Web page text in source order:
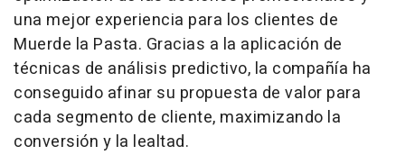
una mejor experiencia para los clientes de
Muerde la Pasta. Gracias a la aplicación de
técnicas de análisis predictivo, la compañía ha
conseguido afinar su propuesta de valor para
cada segmento de cliente, maximizando la
conversión y la lealtad.